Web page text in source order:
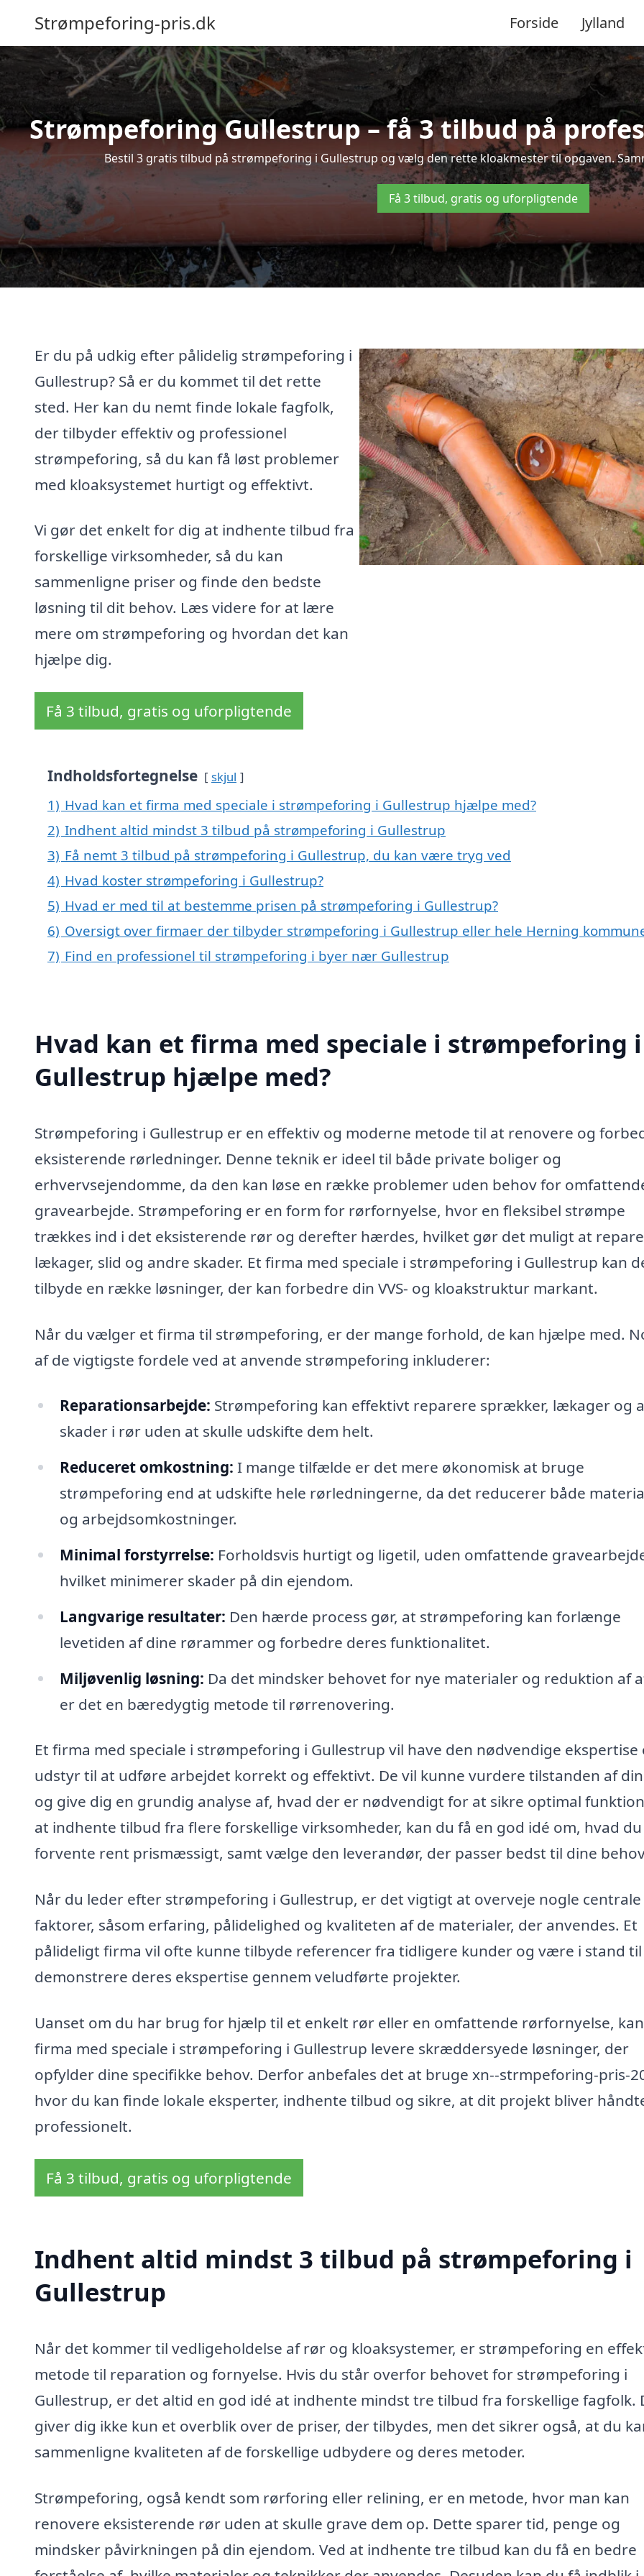
Strømpeforing-pris.dk Forside Jylland
Strømpeforing Gullestrup – få 3 tilbud på
Bestil 3 gratis tilbud på strømpeforing i Gullestrup og vælg den rette kloakmester til opgaven.
Få 3 tilbud, gratis og uforpligtende
Er du på udkig efter pålidelig strømpeforing i
Gullestrup? Så er du kommet til det rette
sted. Her kan du nemt finde lokale fagfolk,
der tilbyder effektiv og professionel
strømpeforing, så du kan få løst problemer
med kloaksystemet hurtigt og effektivt.
Vi gør det enkelt for dig at indhente tilbud fra
forskellige virksomheder, så du kan
sammenligne priser og finde den bedste
løsning til dit behov. Læs videre for at lære
mere om strømpeforing og hvordan det kan
hjælpe dig.
Få 3 tilbud, gratis og uforpligtende
Indholdsfortegnelse skjul
1) Hvad kan et firma med speciale i strømpeforing i Gullestrup hjælpe med?
2) Indhent altid mindst 3 tilbud på strømpeforing i Gullestrup
3) Få nemt 3 tilbud på strømpeforing i Gullestrup, du kan være tryg ved
4) Hvad koster strømpeforing i Gullestrup?
5) Hvad er med til at bestemme prisen på strømpeforing i Gullestrup?
6) Oversigt over firmaer der tilbyder strømpeforing i Gullestrup eller hele Herning
7) Find en professionel til strømpeforing i byer nær Gullestrup
Hvad kan et firma med speciale i strømpeforing i
Gullestrup hjælpe med?
Strømpeforing i Gullestrup er en effektiv og moderne metode til at renovere og
eksisterende rørledninger. Denne teknik er ideel til både private boliger og
erhvervsejendomme, da den kan løse en række problemer uden behov for
gravearbejde. Strømpeforing er en form for rørfornyelse, hvor en fleksibel strømpe
trækkes ind i det eksisterende rør og derefter hærdes, hvilket gør det muligt at
lækager, slid og andre skader. Et firma med speciale i strømpeforing i Gullestrup kan
tilbyde en række løsninger, der kan forbedre din VVS- og kloakstruktur markant.
Når du vælger et firma til strømpeforing, er der mange forhold, de kan hjælpe med.
af de vigtigste fordele ved at anvende strømpeforing inkluderer:
Reparationsarbejde: Strømpeforing kan effektivt reparere sprækker, lækager og
skader i rør uden at skulle udskifte dem helt.
Reduceret omkostning: I mange tilfælde er det mere økonomisk at bruge
strømpeforing end at udskifte hele rørledningerne, da det reducerer både
og arbejdsomkostninger.
Minimal forstyrrelse: Forholdsvis hurtigt og ligetil, uden omfattende
hvilket minimerer skader på din ejendom.
Langvarige resultater: Den hærde process gør, at strømpeforing kan forlænge
levetiden af dine rørammer og forbedre deres funktionalitet.
Miljøvenlig løsning: Da det mindsker behovet for nye materialer og reduktion af
er det en bæredygtig metode til rørrenovering.
Et firma med speciale i strømpeforing i Gullestrup vil have den nødvendige ekspertise
udstyr til at udføre arbejdet korrekt og effektivt. De vil kunne vurdere tilstanden af
og give dig en grundig analyse af, hvad der er nødvendigt for at sikre optimal
at indhente tilbud fra flere forskellige virksomheder, kan du få en god idé om, hvad
forvente rent prismæssigt, samt vælge den leverandør, der passer bedst til dine
Når du leder efter strømpeforing i Gullestrup, er det vigtigt at overveje nogle centrale
faktorer, såsom erfaring, pålidelighed og kvaliteten af de materialer, der anvendes. Et
pålideligt firma vil ofte kunne tilbyde referencer fra tidligere kunder og være i stand
demonstrere deres ekspertise gennem veludførte projekter.
Uanset om du har brug for hjælp til et enkelt rør eller en omfattende rørfornyelse,
firma med speciale i strømpeforing i Gullestrup levere skræddersyede løsninger, der
opfylder dine specifikke behov. Derfor anbefales det at bruge xn--strmpeforing-pris-
hvor du kan finde lokale eksperter, indhente tilbud og sikre, at dit projekt bliver
professionelt.
Få 3 tilbud, gratis og uforpligtende
Indhent altid mindst 3 tilbud på strømpeforing i
Gullestrup
Når det kommer til vedligeholdelse af rør og kloaksystemer, er strømpeforing en
metode til reparation og fornyelse. Hvis du står overfor behovet for strømpeforing i
Gullestrup, er det altid en god idé at indhente mindst tre tilbud fra forskellige fagfolk.
giver dig ikke kun et overblik over de priser, der tilbydes, men det sikrer også, at du
sammenligne kvaliteten af de forskellige udbydere og deres metoder.
Strømpeforing, også kendt som rørforing eller relining, er en metode, hvor man kan
renovere eksisterende rør uden at skulle grave dem op. Dette sparer tid, penge og
mindsker påvirkningen på din ejendom. Ved at indhente tre tilbud kan du få en bedre